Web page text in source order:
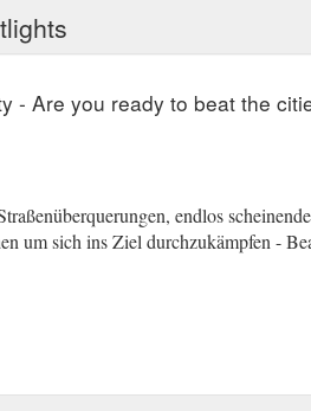
- Are you ready to beat the
endlos
um sich ins Ziel durchzukämpfen -